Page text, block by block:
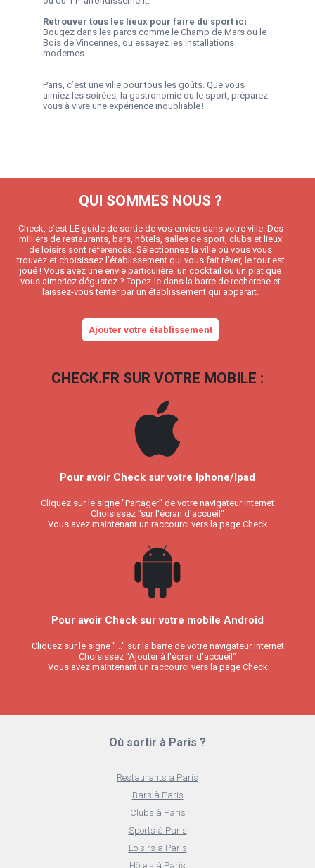
Retrouver tous les lieux pour faire du sport ici :
Bougez dans les parcs comme le Champ de Mars ou le
Bois de Vincennes, ou essayez les installations
modernes.
Paris, c’est une ville pour tous les goûts. Que vous
aimiez les soirées, la gastronomie ou le sport, préparez-
vous à vivre une expérience inoubliable !
QUI SOMMES NOUS ?
Check, c’est LE guide de sortie de vos envies dans votre ville. Des
milliers de restaurants, bars, hôtels, salles de sport, clubs et lieux
de loisirs sont référencés. Sélectionnez la ville où vous vous
trouvez et choisissez l’établissement qui vous fait rêver, le tour est
joué ! Vous avez une envie particulière, un cocktail ou un plat que
vous aimeriez dégustez ? Tapez-le dans la barre de recherche et
laissez-vous tenter par un établissement qui apparait.
Ajouter votre établissement
CHECK.FR SUR VOTRE MOBILE :
Pour avoir Check sur votre Iphone/Ipad
Cliquez sur le signe "Partager" de votre navigateur internet
Choisissez "sur l'écran d'accueil"
Vous avez maintenant un raccourci vers la page Check
Pour avoir Check sur votre mobile Android
Cliquez sur le signe "..." sur la barre de votre navigateur internet
Choisissez "Ajouter à l'écran d'accueil"
Vous avez maintenant un raccourci vers la page Check
Où sortir à Paris ?
Restaurants à Paris
Bars à Paris
Clubs à Paris
Sports à Paris
Loisirs à Paris
Hôtels à Paris